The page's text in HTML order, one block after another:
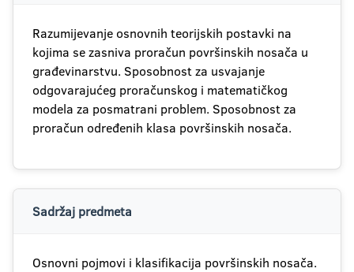
Razumijevanje osnovnih teorijskih postavki na
kojima se zasniva proračun površinskih nosača u
građevinarstvu. Sposobnost za usvajanje
odgovarajućeg proračunskog i matematičkog
modela za posmatrani problem. Sposobnost za
proračun određenih klasa površinskih nosača.
Sadržaj predmeta
Osnovni pojmovi i klasifikacija površinskih nosača.